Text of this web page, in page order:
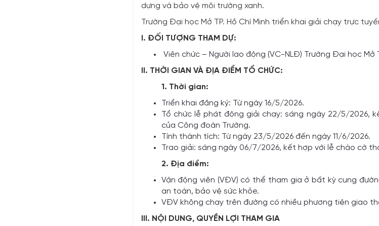
dựng và bảo vệ môi trường xanh.
Trường Đại học Mở TP. Hồ Chí Minh triển khai giải chạy trực
I. ĐỐI TƯỢNG THAM DỰ:
Viên chức – Người lao động (VC-NLĐ) Trường Đại học Mở
II. THỜI GIAN VÀ ĐỊA ĐIỂM TỔ CHỨC:
1. Thời gian:
Triển khai đăng ký: Từ ngày 16/5/2026.
Tổ chức lễ phát động giải chạy: sáng ngày 22/5/2026,
của Công đoàn Trường.
Tính thành tích: Từ ngày 23/5/2026 đến ngày 11/6/2026.
Trao giải: sáng ngày 06/7/2026, kết hợp với lễ chào cờ
2. Địa điểm:
Vận động viên (VĐV) có thể tham gia ở bất kỳ cung
an toàn, bảo vệ sức khỏe.
VĐV không chạy trên đường có nhiều phương tiện giao
III. NỘI DUNG, QUYỀN LỢI THAM GIA